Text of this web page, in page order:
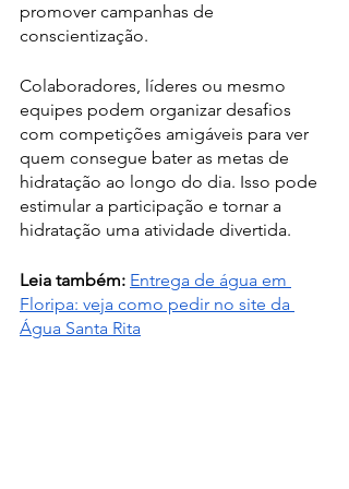
promover campanhas de
conscientização.
Colaboradores, líderes ou mesmo
equipes podem organizar desafios
com competições amigáveis para ver
quem consegue bater as metas de
hidratação ao longo do dia. Isso pode
estimular a participação e tornar a
hidratação uma atividade divertida.
Leia também: Entrega de água em
Floripa: veja como pedir no site da
Água Santa Rita